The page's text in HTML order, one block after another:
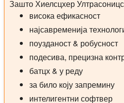
Зашто Хиелсцхер
висока ефикасност
најсавременија
поузданост & робусност
подесива, прецизна
батцх & у реду
за било коју запремину
интелигентни софтвер